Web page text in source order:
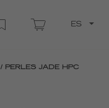
ES
/ PERLES JADE HPC